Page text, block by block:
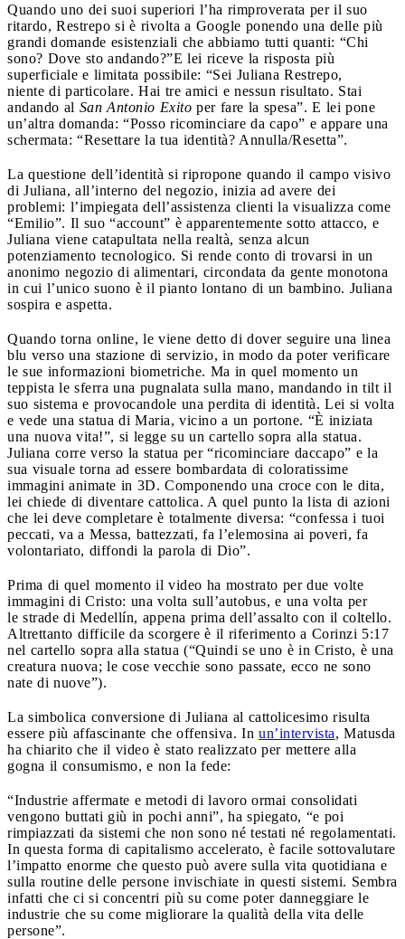
Quando uno dei suoi superiori l’ha rimproverata per il suo
ritardo, Restrepo si è rivolta a Google ponendo una delle più
grandi domande esistenziali che abbiamo tutti quanti: “Chi
sono? Dove sto andando?”E lei riceve la risposta più
superficiale e limitata possibile: “Sei Juliana Restrepo,
niente di particolare. Hai tre amici e nessun risultato. Stai
andando al San Antonio Exito per fare la spesa”. E lei pone
un’altra domanda: “Posso ricominciare da capo” e appare una
schermata: “Resettare la tua identità? Annulla/Resetta”.
La questione dell’identità si ripropone quando il campo visivo
di Juliana, all’interno del negozio, inizia ad avere dei
problemi: l’impiegata dell’assistenza clienti la visualizza come
“Emilio”. Il suo “account” è apparentemente sotto attacco, e
Juliana viene catapultata nella realtà, senza alcun
potenziamento tecnologico. Si rende conto di trovarsi in un
anonimo negozio di alimentari, circondata da gente monotona
in cui l’unico suono è il pianto lontano di un bambino. Juliana
sospira e aspetta.
Quando torna online, le viene detto di dover seguire una linea
blu verso una stazione di servizio, in modo da poter verificare
le sue informazioni biometriche. Ma in quel momento un
teppista le sferra una pugnalata sulla mano, mandando in tilt il
suo sistema e provocandole una perdita di identità. Lei si volta
e vede una statua di Maria, vicino a un portone. “È iniziata
una nuova vita!”, si legge su un cartello sopra alla statua.
Juliana corre verso la statua per “ricominciare daccapo” e la
sua visuale torna ad essere bombardata di coloratissime
immagini animate in 3D. Componendo una croce con le dita,
lei chiede di diventare cattolica. A quel punto la lista di azioni
che lei deve completare è totalmente diversa: “confessa i tuoi
peccati, va a Messa, battezzati, fa l’elemosina ai poveri, fa
volontariato, diffondi la parola di Dio”.
Prima di quel momento il video ha mostrato per due volte
immagini di Cristo: una volta sull’autobus, e una volta per
le strade di Medellín, appena prima dell’assalto con il coltello.
Altrettanto difficile da scorgere è il riferimento a Corinzi 5:17
nel cartello sopra alla statua (“Quindi se uno è in Cristo, è una
creatura nuova; le cose vecchie sono passate, ecco ne sono
nate di nuove”).
La simbolica conversione di Juliana al cattolicesimo risulta
essere più affascinante che offensiva. In un’intervista, Matusda
ha chiarito che il video è stato realizzato per mettere alla
gogna il consumismo, e non la fede:
“Industrie affermate e metodi di lavoro ormai consolidati
vengono buttati giù in pochi anni”, ha spiegato, “e poi
rimpiazzati da sistemi che non sono né testati né regolamentati.
In questa forma di capitalismo accelerato, è facile sottovalutare
l’impatto enorme che questo può avere sulla vita quotidiana e
sulla routine delle persone invischiate in questi sistemi. Sembra
infatti che ci si concentri più su come poter danneggiare le
industrie che su come migliorare la qualità della vita delle
persone”.